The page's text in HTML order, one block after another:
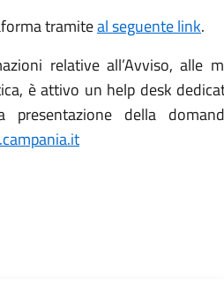
tramiteal seguente link.
relative all’Avviso, alle
è attivo un help desk
della